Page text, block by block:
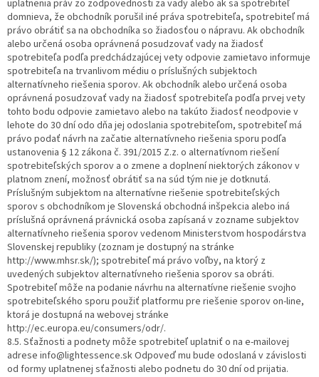
uplatnenia práv zo zodpovednosti za vady alebo ak sa spotrebiteľ
domnieva, že obchodník porušil iné práva spotrebiteľa, spotrebiteľ má
právo obrátiť sa na obchodníka so žiadosťou o nápravu. Ak obchodník
alebo určená osoba oprávnená posudzovať vady na žiadosť
spotrebiteľa podľa predchádzajúcej vety odpovie zamietavo informuje
spotrebiteľa na trvanlivom médiu o príslušných subjektoch
alternatívneho riešenia sporov. Ak obchodník alebo určená osoba
oprávnená posudzovať vady na žiadosť spotrebiteľa podľa prvej vety
tohto bodu odpovie zamietavo alebo na takúto žiadosť neodpovie v
lehote do 30 dní odo dňa jej odoslania spotrebiteľom, spotrebiteľ má
právo podať návrh na začatie alternatívneho riešenia sporu podľa
ustanovenia § 12 zákona č. 391/2015 Z.z. o alternatívnom riešení
spotrebiteľských sporov a o zmene a doplnení niektorých zákonov v
platnom znení, možnosť obrátiť sa na súd tým nie je dotknutá.
Príslušným subjektom na alternatívne riešenie spotrebiteľských
sporov s obchodníkom je Slovenská obchodná inšpekcia alebo iná
príslušná oprávnená právnická osoba zapísaná v zozname subjektov
alternatívneho riešenia sporov vedenom Ministerstvom hospodárstva
Slovenskej republiky (zoznam je dostupný na stránke
http://www.mhsr.sk/); spotrebiteľ má právo voľby, na ktorý z
uvedených subjektov alternatívneho riešenia sporov sa obráti.
Spotrebiteľ môže na podanie návrhu na alternatívne riešenie svojho
spotrebiteľského sporu použiť platformu pre riešenie sporov on-line,
ktorá je dostupná na webovej stránke
http://ec.europa.eu/consumers/odr/.
8.5. Sťažnosti a podnety môže spotrebiteľ uplatniť o na e-mailovej
adrese info@lightessence.sk Odpoveď mu bude odoslaná v závislosti
od formy uplatnenej sťažnosti alebo podnetu do 30 dní od prijatia.